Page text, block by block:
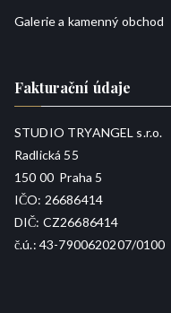
Galerie a kamenný obchod
Fakturační údaje
STUDIO TRYANGEL s.r.o.
Radlická 55
150 00 Praha 5
IČO: 26686414
DIČ: CZ26686414
č.ú.: 43-7900620207/0100